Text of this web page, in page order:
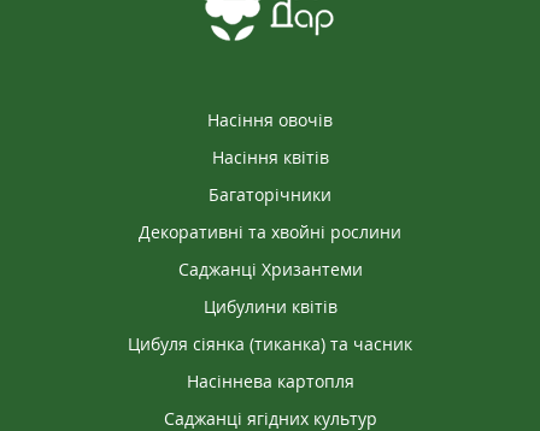
Насіння овочів
Насіння квітів
Багаторічники
Декоративні та хвойні рослини
Саджанці Хризантеми
Цибулини квітів
Цибуля сіянка (тиканка) та часник
Насіннева картопля
Саджанці ягідних культур